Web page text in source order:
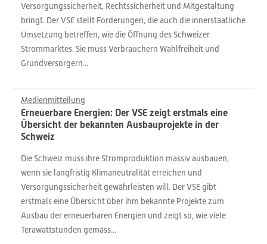
Versorgungssicherheit, Rechtssicherheit und Mitgestaltung
bringt. Der VSE stellt Forderungen, die auch die innerstaatliche
Umsetzung betreffen, wie die Öffnung des Schweizer
Strommarktes. Sie muss Verbrauchern Wahlfreiheit und
Grundversorgern...
Medienmitteilung
Erneuerbare Energien: Der VSE zeigt erstmals eine
Übersicht der bekannten Ausbauprojekte in der
Schweiz
Die Schweiz muss ihre Stromproduktion massiv ausbauen,
wenn sie langfristig Klimaneutralität erreichen und
Versorgungssicherheit gewährleisten will. Der VSE gibt
erstmals eine Übersicht über ihm bekannte Projekte zum
Ausbau der erneuerbaren Energien und zeigt so, wie viele
Terawattstunden gemäss...